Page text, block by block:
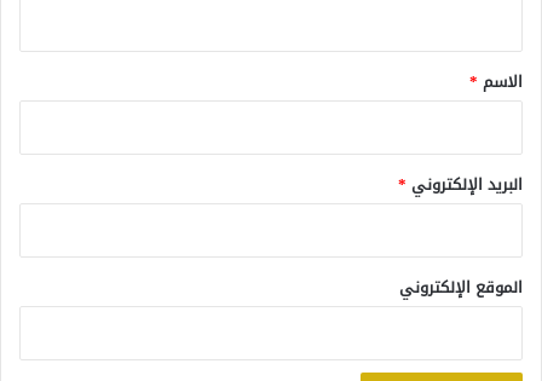
*
الاسم *
البريد الإلكتروني *
الموقع الإلكتروني